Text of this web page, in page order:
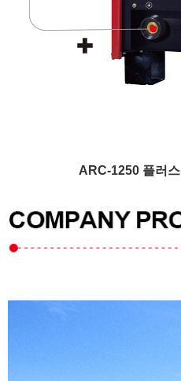
ARC-1250 플러스